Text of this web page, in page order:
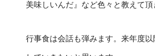
美味しいんだ』など色々と教えて頂
行事食は会話も弾みます。来年度